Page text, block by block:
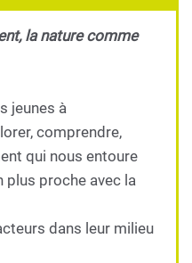
la nature comme
jeunes à
comprendre,
qui nous entoure
plus proche avec la
dans leur milieu